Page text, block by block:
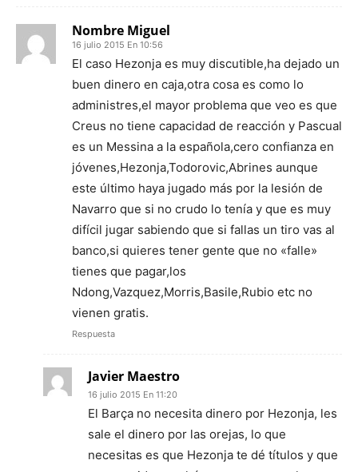
Nombre Miguel
16 julio 2015 En 10:56
El caso Hezonja es muy discutible,ha dejado un
buen dinero en caja,otra cosa es como lo
administres,el mayor problema que veo es que
Creus no tiene capacidad de reacción y Pascual
es un Messina a la española,cero confianza en
jóvenes,Hezonja,Todorovic,Abrines aunque
este último haya jugado más por la lesión de
Navarro que si no crudo lo tenía y que es muy
difícil jugar sabiendo que si fallas un tiro vas al
banco,si quieres tener gente que no «falle»
tienes que pagar,los
Ndong,Vazquez,Morris,Basile,Rubio etc no
vienen gratis.
Respuesta
Javier Maestro
16 julio 2015 En 11:20
El Barça no necesita dinero por Hezonja, les
sale el dinero por las orejas, lo que
necesitas es que Hezonja te dé títulos y que